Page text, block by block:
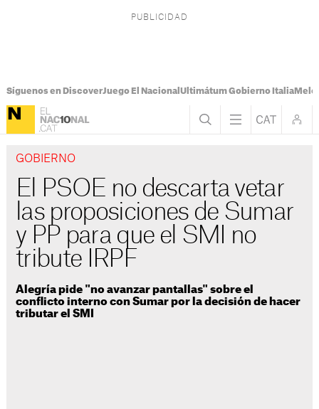
Síguenos en DiscoverJuego El Nacional Ultimátum Gobierno Italia
GOBIERNO
El PSOE no descarta vetar
las proposiciones de Sumar
y PP para que el SMI no
tribute IRPF
Alegría pide "no avanzar pantallas" sobre el
conflicto interno con Sumar por la decisión de hacer
tributar el SMI